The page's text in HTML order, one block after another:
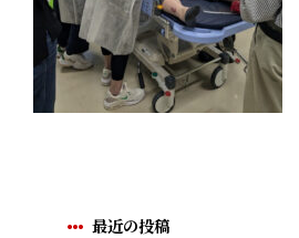
最近の投稿